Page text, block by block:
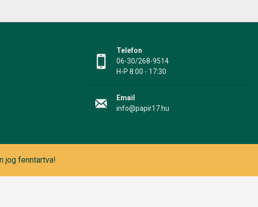
Telefon
06-30/268-9514
H-P 8:00 - 17:30
Email
info@papir17.hu
jog fenntartva!